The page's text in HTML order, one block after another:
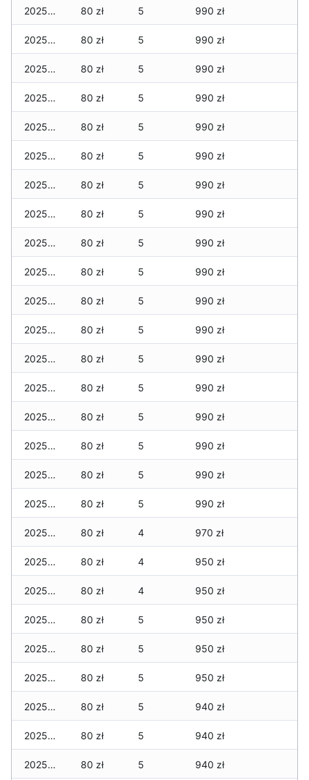
2025-12-15 80 zł 5 990 zł
2025-12-14 80 zł 5 990 zł
2025-12-13 80 zł 5 990 zł
2025-12-12 80 zł 5 990 zł
2025-12-11 80 zł 5 990 zł
2025-12-10 80 zł 5 990 zł
2025-12-09 80 zł 5 990 zł
2025-12-08 80 zł 5 990 zł
2025-12-07 80 zł 5 990 zł
2025-12-06 80 zł 5 990 zł
2025-12-05 80 zł 5 990 zł
2025-12-04 80 zł 5 990 zł
2025-12-03 80 zł 5 990 zł
2025-12-02 80 zł 5 990 zł
2025-12-01 80 zł 5 990 zł
2025-11-30 80 zł 5 990 zł
2025-11-29 80 zł 5 990 zł
2025-11-28 80 zł 5 990 zł
2025-11-27 80 zł 4 970 zł
2025-11-26 80 zł 4 950 zł
2025-11-25 80 zł 4 950 zł
2025-11-24 80 zł 5 950 zł
2025-11-23 80 zł 5 950 zł
2025-11-22 80 zł 5 950 zł
2025-11-21 80 zł 5 940 zł
2025-11-20 80 zł 5 940 zł
2025-11-19 80 zł 5 940 zł